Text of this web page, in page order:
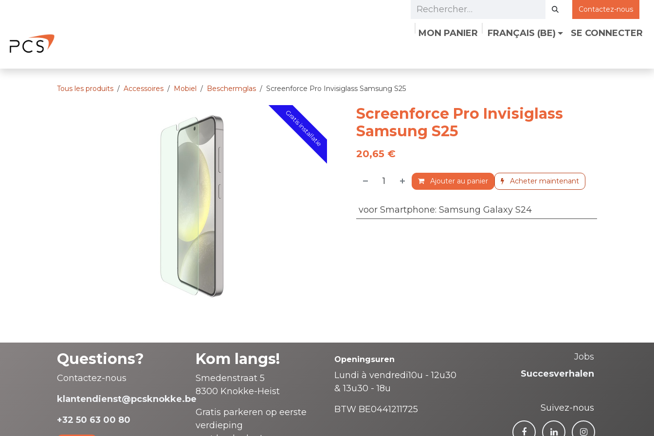
Contactez-nous
MON PANIER FRANÇAIS (BE)
SE CONNECTER
Tous les produits Accessoires Mobiel Beschermglas Screenforce Pro Invisiglass Samsung S25
Gratis installatie
Screenforce Pro Invisiglass
Samsung S25
20,65 €
Ajouter au panier Acheter maintenant
voor Smartphone: Samsung Galaxy S24
Questions?
Contactez-nous
klantendienst@pcsknokke.be
+32 50 63 00 80
Kom langs!
Smedenstraat 5
8300 Knokke-Heist
Gratis parkeren op eerste
verdieping
Openingsuren
Lundi à vendredi10u - 12u30
& 13u30 - 18u
BTW BE0441211725
Jobs
Succesverhalen
Suivez-nous